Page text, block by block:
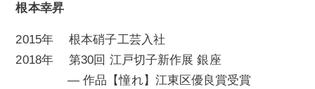
根本幸昇
2015年 根本硝子工芸入社
2018年 第30回 江戸切子新作展 銀座
— 作品【憧れ】江東区優良賞受賞